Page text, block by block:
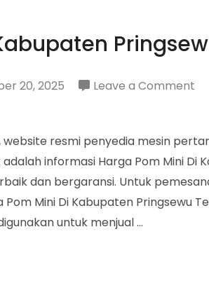
20, 2025 Leave a Commenton
Di
resmi penyedia mesin
informasi Harga Pom Mini Di
dan bergaransi. Untuk
Mini Di Kabupaten Pringsewu
untuk menjual …